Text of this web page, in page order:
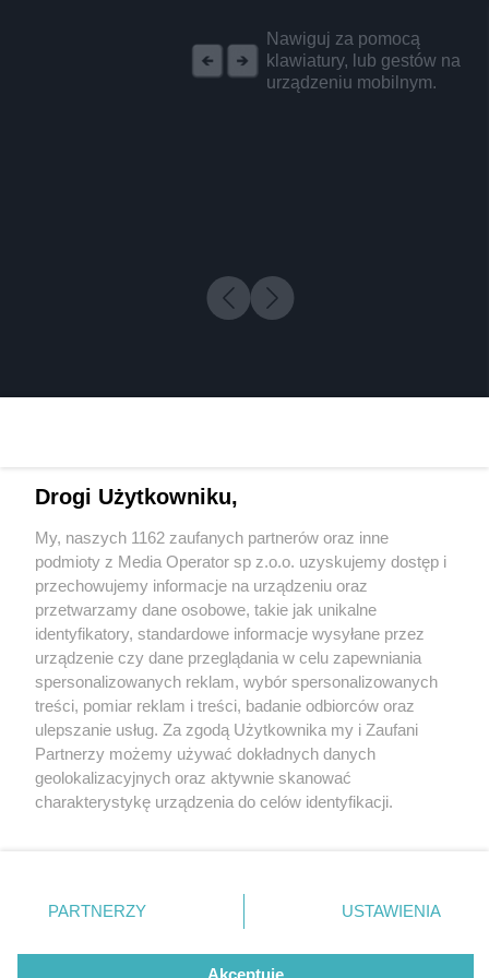
Nawiguj za pomocą
klawiatury, lub gestów na
urządzeniu mobilnym.
5 / 0
Wydawca mediów lokalnych
Nie zapomnij
zapoznać się z:
polityką prywatności regulamin korzystania z portali
Twojemiasto
Piekary Śląskie
Chorzów
Tarnowskie Góry
Gliwice
Skontakuj sięz nami
Kontakt
Wydawca
Redakcja
Drogi Użytkowniku,
My, naszych 1162 zaufanych partnerów oraz inne
podmioty z Media Operator sp z.o.o. uzyskujemy dostęp i
przechowujemy informacje na urządzeniu oraz
przetwarzamy dane osobowe, takie jak unikalne
identyfikatory, standardowe informacje wysyłane przez
urządzenie czy dane przeglądania w celu zapewniania
spersonalizowanych reklam, wybór spersonalizowanych
treści, pomiar reklam i treści, badanie odbiorców oraz
ulepszanie usług. Za zgodą Użytkownika my i Zaufani
Partnerzy możemy używać dokładnych danych
geolokalizacyjnych oraz aktywnie skanować
charakterystykę urządzenia do celów identyfikacji.
zmienić/wycofać klikając przycisk ustawień prywatności
znajdujący się w lewym dolnym rogu strony
rodzaje przetwarzania danych nie wymagają zgody
użytkownika, ale masz prawo sprzeciwić się takiemu
PARTNERZY USTAWIENIA
Akceptuję